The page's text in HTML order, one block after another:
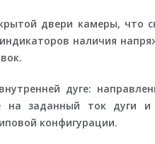
двери камеры, что
наличия
дуге:
на заданный ток дуги
конфигурации.